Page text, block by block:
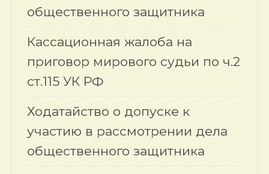
общественного защитника
Кассационная жалоба на
приговор мирового судьи по ч.2
ст.115 УК РФ
Ходатайство о допуске к
участию в рассмотрении дела
общественного защитника